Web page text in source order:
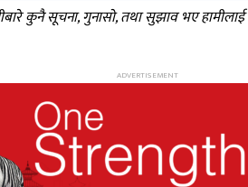
कुनै सूचना, गुनासो, तथा सुझाव भए हामीलाई